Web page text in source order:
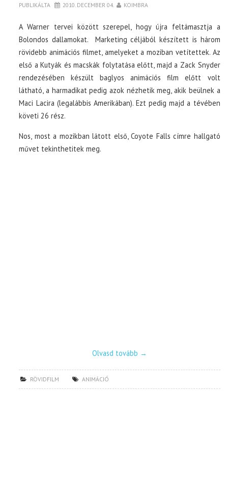
PUBLIKÁLTA 2010. DECEMBER 04. KOIMBRA
A Warner tervei között szerepel, hogy újra feltámasztja a
Bolondos dallamokat. Marketing céljából készített is három
rövidebb animációs filmet, amelyeket a moziban vetítettek. Az
első a Kutyák és macskák folytatása előtt, majd a Zack Snyder
rendezésében készült baglyos animációs film előtt volt
látható, a harmadikat pedig azok nézhetik meg, akik beülnek a
Maci Lacira (legalábbis Amerikában). Ezt pedig majd a tévében
követi 26 rész.
Nos, most a mozikban látott első, Coyote Falls címre hallgató
művet tekinthetitek meg.
Olvasd tovább →
RÖVIDFILM ANIMÁCIÓ